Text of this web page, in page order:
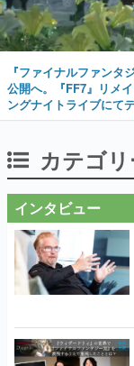
『ファイナルファン
公開へ。『FF7』リメ
ングナイトライブにて
カテゴ
インタビュー